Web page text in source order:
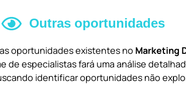
Outras oportunidades
oportunidades existentes no Marketing
especialistas fará uma análise
identificar oportunidades não